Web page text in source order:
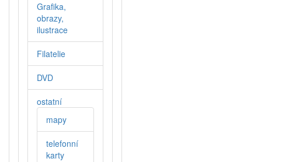
Grafika,
obrazy,
ilustrace
Filatelie
DVD
ostatní
mapy
telefonní
karty